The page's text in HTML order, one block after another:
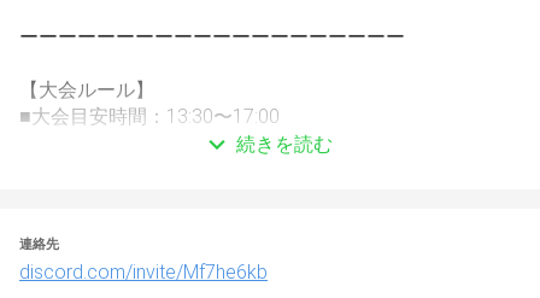
ーーーーーーーーーーーーーーーーーーーー
【大会ルール】
■大会目安時間：13:30〜17:00
大会形式:シングルイルミネーション
によって変わる可能性あり）
■使用マップ：テイア蒼空遺跡（ドラフトモード）
■もちもの：全開放、全もちものグレードMAX
続きを読む
連絡先
discord.com/invite/Mf7he6kb